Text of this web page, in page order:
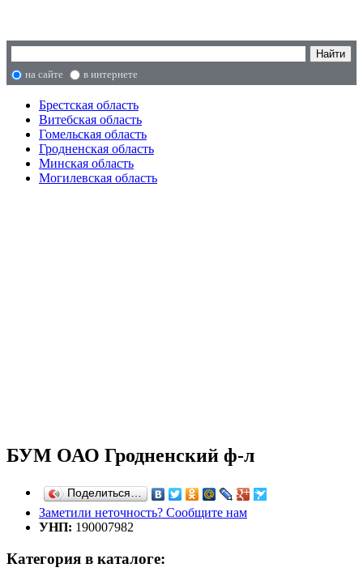
на сайте в интернете
Брестская область
Витебская область
Гомельская область
Гродненская область
Минская область
Могилевская область
БУМ ОАО Гродненский ф-л
Поделиться…
Заметили неточность? Сообщите нам
УНП: 190007982
Категория в каталоге: